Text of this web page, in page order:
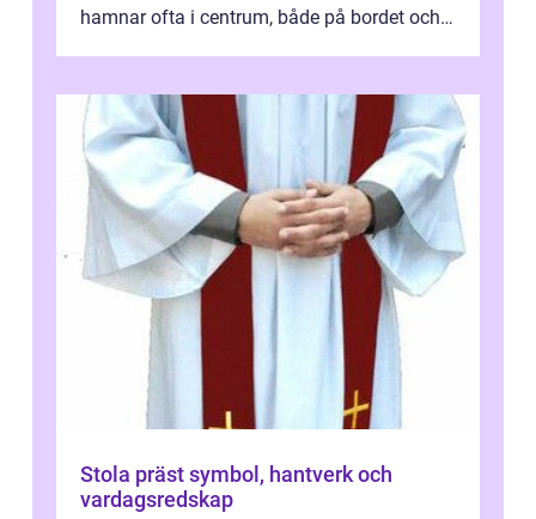
hamnar ofta i centrum, både på bordet och i
Stola präst symbol, hantverk och
vardagsredskap